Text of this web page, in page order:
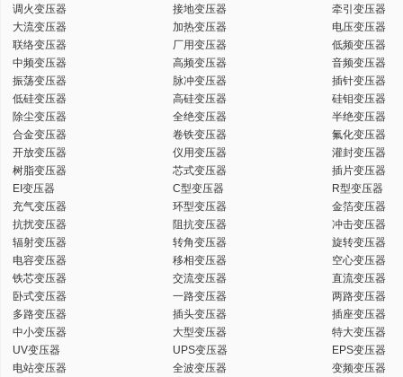
调火变压器
接地变压器
牵引变压器
大流变压器
加热变压器
电压变压器
联络变压器
厂用变压器
低频变压器
中频变压器
高频变压器
音频变压器
振荡变压器
脉冲变压器
插针变压器
低硅变压器
高硅变压器
硅钼变压器
除尘变压器
全绝变压器
半绝变压器
合金变压器
卷铁变压器
氟化变压器
开放变压器
仪用变压器
灌封变压器
树脂变压器
芯式变压器
插片变压器
EI变压器
C型变压器
R型变压器
充气变压器
环型变压器
金箔变压器
抗扰变压器
阻抗变压器
冲击变压器
辐射变压器
转角变压器
旋转变压器
电容变压器
移相变压器
空心变压器
铁芯变压器
交流变压器
直流变压器
卧式变压器
一路变压器
两路变压器
多路变压器
插头变压器
插座变压器
中小变压器
大型变压器
特大变压器
UV变压器
UPS变压器
EPS变压器
电站变压器
全波变压器
变频变压器